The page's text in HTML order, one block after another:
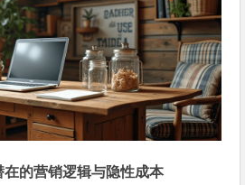
在的营销逻辑与隐性成本